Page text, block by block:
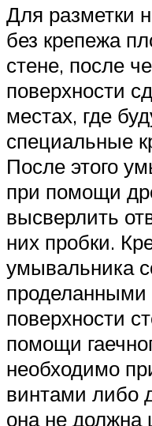
Для разметки
без крепежа
стене, после
поверхности
местах, где
специальные
После этого
при помощи
высверлить
них пробки.
умывальника
проделанными
поверхности
помощи
необходимо
винтами либо
она не должна